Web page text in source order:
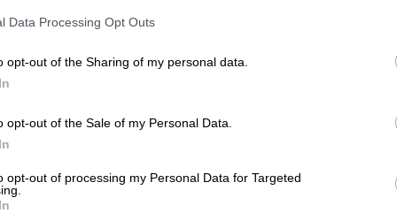
Data Processing Opt Outs
opt-out of the Sharing of my personal data.
opt-out of the Sale of my Personal Data.
opt-out of processing my Personal Data for Targeted
συμμάχους, ο νόμος προβλέπει ότι η
θα σταλεί αντιστοίχως στην Αθήνα και
ημερών. Στην περίπτωση που δεν υπάρξει
έχει την ευχέρεια να στείλει την
όμως, η επιστολή θα πρέπει να
χρόνο, ο οποίος δίνει στους
διατυπώσουν ενστάσεις που ενδέχεται